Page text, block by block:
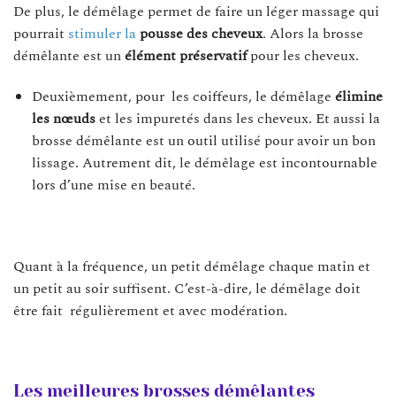
De plus, le démêlage permet de faire un léger massage qui
pourrait stimuler lapousse des cheveux. Alors la brosse
démêlante est unélément préservatifpour les cheveux.
Deuxièmement, pour les coiffeurs, le démêlage élimine
les nœudset les impuretés dans les cheveux. Et aussi la
brosse démêlante est un outil utilisé pour avoir un bon
lissage. Autrement dit, le démêlage est incontournable
lors d’une mise en beauté.
Quant à la fréquence, un petit démêlage chaque matin et
un petit au soir suffisent. C’est-à-dire, le démêlage doit
être fait régulièrement et avec modération.
Les meilleures brosses démêlantes